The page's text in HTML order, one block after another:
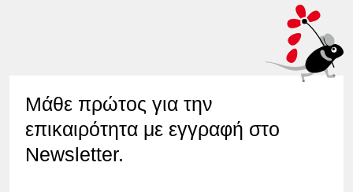
Μάθε πρώτος για την
επικαιρότητα με εγγραφή στο
Newsletter.